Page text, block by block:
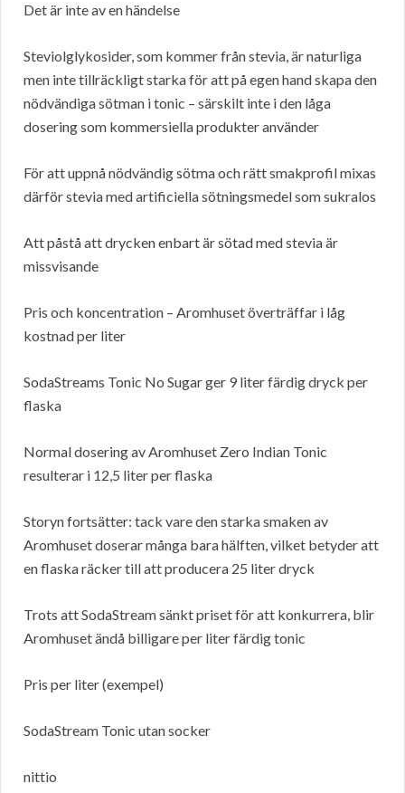
Det är inte av en händelse
Steviolglykosider, som kommer från stevia, är naturliga
men inte tillräckligt starka för att på egen hand skapa den
nödvändiga sötman i tonic – särskilt inte i den låga
dosering som kommersiella produkter använder
För att uppnå nödvändig sötma och rätt smakprofil mixas
därför stevia med artificiella sötningsmedel som sukralos
Att påstå att drycken enbart är sötad med stevia är
missvisande
Pris och koncentration – Aromhuset överträffar i låg
kostnad per liter
SodaStreams Tonic No Sugar ger 9 liter färdig dryck per
flaska
Normal dosering av Aromhuset Zero Indian Tonic
resulterar i 12,5 liter per flaska
Storyn fortsätter: tack vare den starka smaken av
Aromhuset doserar många bara hälften, vilket betyder att
en flaska räcker till att producera 25 liter dryck
Trots att SodaStream sänkt priset för att konkurrera, blir
Aromhuset ändå billigare per liter färdig tonic
Pris per liter (exempel)
SodaStream Tonic utan socker
nittio